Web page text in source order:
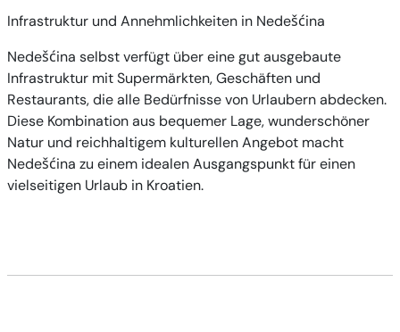
Infrastruktur und Annehmlichkeiten in Nedešćina
Nedešćina selbst verfügt über eine gut ausgebaute
Infrastruktur mit Supermärkten, Geschäften und
Restaurants, die alle Bedürfnisse von Urlaubern abdecken.
Diese Kombination aus bequemer Lage, wunderschöner
Natur und reichhaltigem kulturellen Angebot macht
Nedešćina zu einem idealen Ausgangspunkt für einen
vielseitigen Urlaub in Kroatien.